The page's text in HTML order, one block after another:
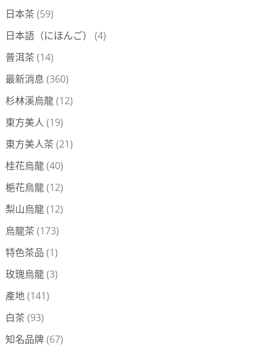
日本茶 (59)
日本語（にほんご）
(4)
普洱茶 (14)
最新消息 (360)
杉林溪烏龍(12)
東方美人 (19)
東方美人茶 (21)
桂花烏龍(40)
梔花烏龍(12)
梨山烏龍(12)
烏龍茶 (173)
特色茶品 (1)
玫瑰烏龍(3)
產地(141)
白茶 (93)
知名品牌(67)